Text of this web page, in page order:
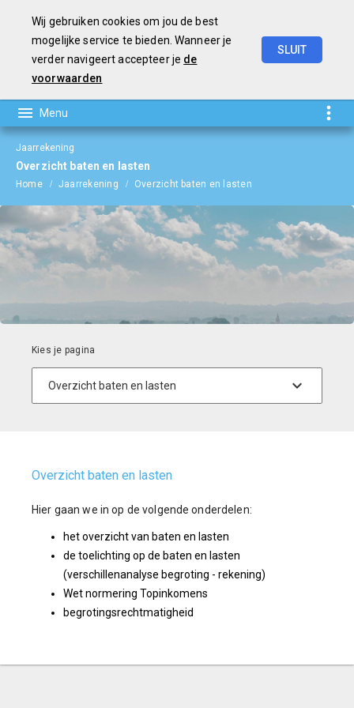
Wij gebruiken cookies om jou de best
mogelijke service te bieden. Wanneer je
verder navigeert accepteer je de
voorwaarden
SLUIT
Jaarrekening
Overzicht baten en lasten
Home Jaarrekening Overzicht baten en lasten
Overzicht baten en lasten
Hier gaan we in op de volgende onderdelen:
het overzicht van baten en lasten
de toelichting op de baten en lasten
(verschillenanalyse begroting - rekening)
Wet normering Topinkomens
begrotingsrechtmatigheid